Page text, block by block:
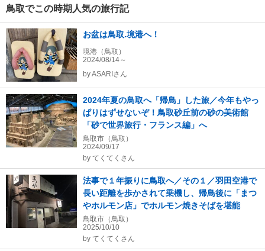
鳥取でこの時期人気の旅行記
お盆は鳥取.境港へ！
境港（鳥取）
2024/08/14～
byASARIさん
2024年夏の鳥取へ「帰鳥」した旅／今年もやっ
ぱりはずせないぞ！鳥取砂丘前の砂の美術館
「砂で世界旅行・フランス編」へ
鳥取市（鳥取）
2024/09/17
by てくてくさん
法事で１年振りに鳥取へ／その１／羽田空港で
長い距離を歩かされて乗機し、帰鳥後に「まつ
やホルモン店」でホルモン焼きそばを堪能
鳥取市（鳥取）
2025/10/10
by てくてくさん